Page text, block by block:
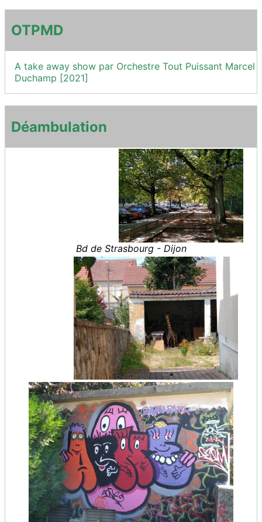
OTPMD
A take away show par Orchestre Tout Puissant Marcel
Duchamp [2021]
Déambulation
Bd de Strasbourg - Dijon